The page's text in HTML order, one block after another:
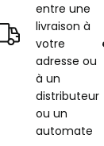
entre une
livraison à
votre
adresse ou
à un
distributeur
ou un
automate